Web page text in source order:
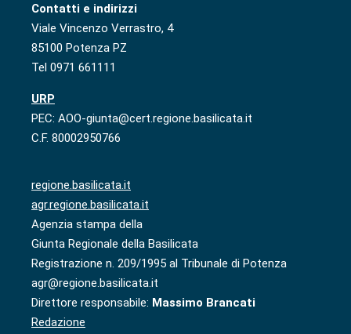
Contatti e indirizzi
Viale Vincenzo Verrastro, 4
85100 Potenza PZ
Tel 0971 661111
URP
PEC: AOO-giunta@cert.regione.basilicata.it
C.F. 80002950766
regione.basilicata.it
agr.regione.basilicata.it
Agenzia stampa della
Giunta Regionale della Basilicata
Registrazione n. 209/1995 al Tribunale di Potenza
agr@regione.basilicata.it
Direttore responsabile: Massimo Brancati
Redazione